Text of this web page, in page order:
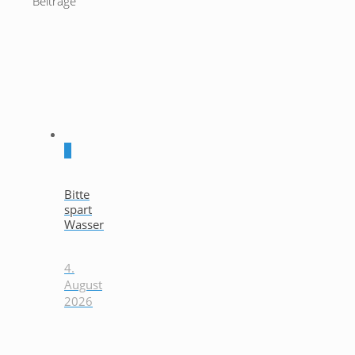
Bitte
spart
Wasser
4.
August
2026